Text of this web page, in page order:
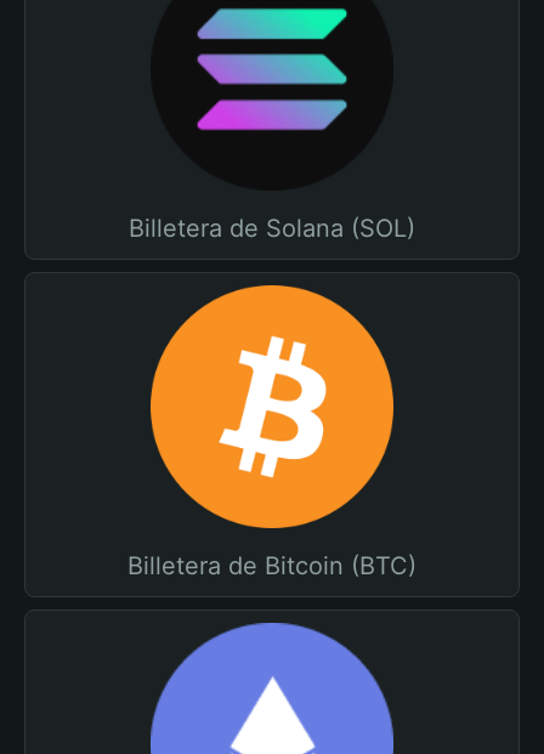
Billetera de Solana (SOL)
Billetera de Bitcoin (BTC)